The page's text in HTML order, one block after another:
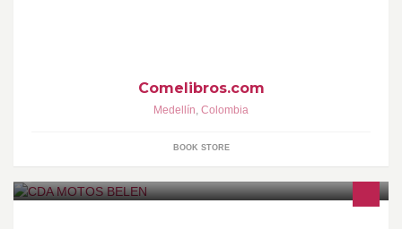
Comelibros.com
Medellín, Colombia
BOOK STORE